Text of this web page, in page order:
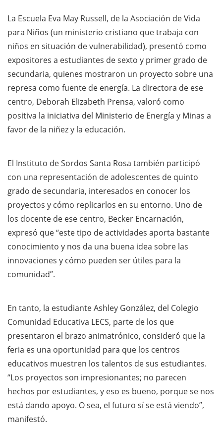
La Escuela Eva May Russell, de la Asociación de Vida
para Niños (un ministerio cristiano que trabaja con
niños en situación de vulnerabilidad), presentó como
expositores a estudiantes de sexto y primer grado de
secundaria, quienes mostraron un proyecto sobre una
represa como fuente de energía. La directora de ese
centro, Deborah Elizabeth Prensa, valoró como
positiva la iniciativa del Ministerio de Energía y Minas a
favor de la niñez y la educación.
El Instituto de Sordos Santa Rosa también participó
con una representación de adolescentes de quinto
grado de secundaria, interesados en conocer los
proyectos y cómo replicarlos en su entorno. Uno de
los docente de ese centro, Becker Encarnación,
expresó que “este tipo de actividades aporta bastante
conocimiento y nos da una buena idea sobre las
innovaciones y cómo pueden ser útiles para la
comunidad”.
En tanto, la estudiante Ashley González, del Colegio
Comunidad Educativa LECS, parte de los que
presentaron el brazo animatrónico, consideró que la
feria es una oportunidad para que los centros
educativos muestren los talentos de sus estudiantes.
“Los proyectos son impresionantes; no parecen
hechos por estudiantes, y eso es bueno, porque se nos
está dando apoyo. O sea, el futuro sí se está viendo”,
manifestó.